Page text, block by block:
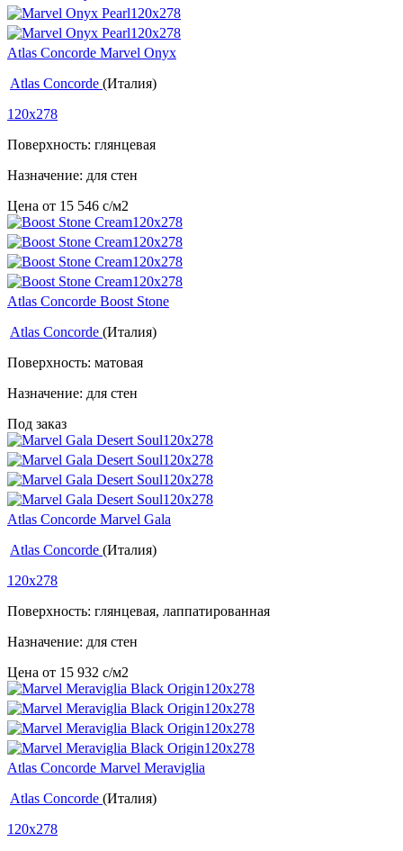
Atlas Concorde Marvel Onyx
Atlas Concorde (Италия)
120x278
Поверхность: глянцевая
Назначение: для стен
Цена от 15 546 c/м2
Atlas Concorde Boost Stone
Atlas Concorde (Италия)
Поверхность: матовая
Назначение: для стен
Под заказ
Atlas Concorde Marvel Gala
Atlas Concorde (Италия)
120x278
Поверхность: глянцевая, лаппатированная
Назначение: для стен
Цена от 15 932 c/м2
Atlas Concorde Marvel Meraviglia
Atlas Concorde (Италия)
120x278